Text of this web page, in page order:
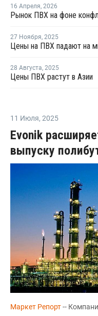
16 Апреля, 2026
27 Ноября, 2025
28 Августа, 2025
Цены ПВХ растут в Азии
11 Июля, 2025
Evonik
выпуску
Маркет Репорт--